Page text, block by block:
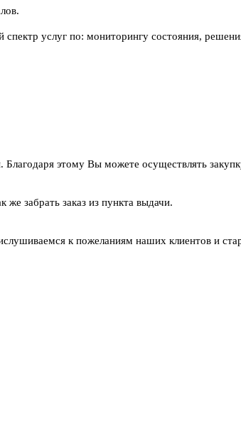
услуг по: мониторингу состояния,
этому Вы можете осуществлять
забрать заказ из пункта выдачи.
к пожеланиям наших клиентов и